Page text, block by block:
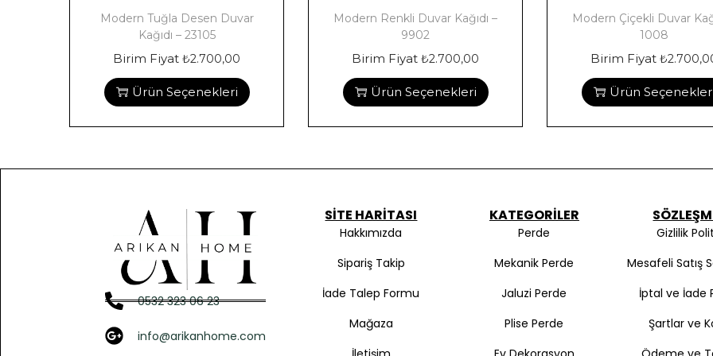
Modern Tuğla Desen Duvar
Kağıdı – 23105
Birim Fiyat ₺2.700,00
Ürün Seçenekleri
Modern Renkli Duvar Kağıdı –
9902
Birim Fiyat ₺2.700,00
Ürün Seçenekleri
Modern Çiçekli Duvar
1008
Birim Fiyat ₺
Ürün
0532 323 06 23
info@arikanhome.com
SITE HARITASI
Hakkımızda
Sipariş Takip
İade Talep Formu
Mağaza
KATEGORILER
Perde
Mekanik Perde
Jaluzi Perde
Plise Perde
Gizlilik
Mesafeli Satış
İptal ve İade
Şartlar ve